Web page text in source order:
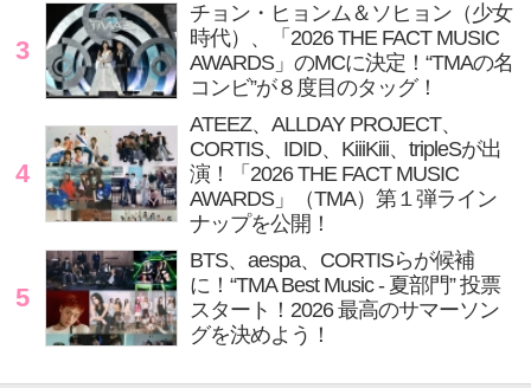
3
チョン・ヒョンム＆ソヒョン（少女
時代）、「2026 THE FACT MUSIC
AWARDS」のMCに決定！“TMAの名
コンビ”が８度目のタッグ！
4
ATEEZ、ALLDAY PROJECT、
CORTIS、IDID、KiiiKiii、tripleSが出
演！「2026 THE FACT MUSIC
AWARDS」（TMA）第１弾ライン
ナップを公開！
5
BTS、aespa、CORTISらが候補
に！“TMA Best Music - 夏部門” 投票
スタート！2026 最高のサマーソン
グを決めよう！